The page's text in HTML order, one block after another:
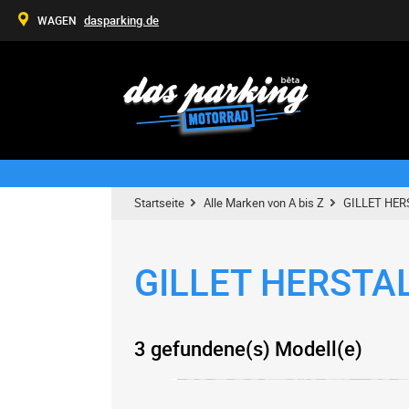
Startseite Alle Marken von A bis Z GILLET
GILLET
3 gefundene(s) Modell(e)
WAGEN dasparking.de